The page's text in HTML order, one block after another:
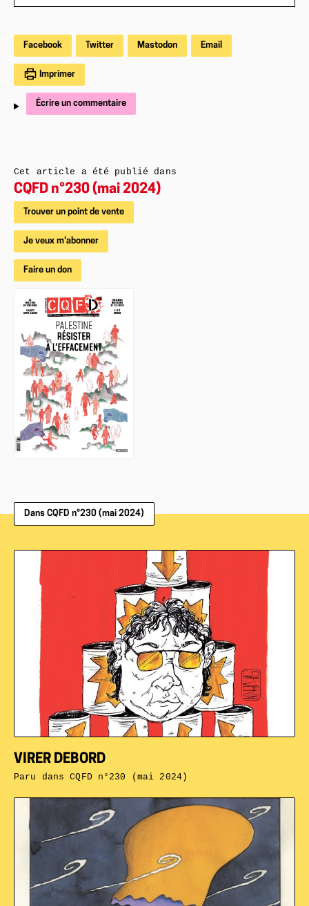
Facebook Twitter Mastodon Email
Imprimer
Écrire un commentaire
Cet article a été publié dans
CQFD n°230 (mai 2024)
Trouver un point de vente
Je veux m'abonner
Faire un don
Dans CQFD n°230 (mai 2024)
VIRER DEBORD
Paru dansCQFD n°230 (mai 2024)